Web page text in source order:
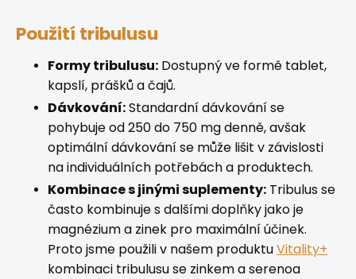
Použití tribulusu
Formy tribulusu: Dostupný ve formě tablet,
kapslí, prášků a čajů.
Dávkování:Standardní dávkování se
pohybuje od 250 do 750 mg denně, avšak
optimální dávkování se může lišit v závislosti
na individuálních potřebách a produktech.
Kombinace s jinými suplementy: Tribulus se
často kombinuje s dalšími doplňky jako je
magnézium a zinek pro maximální účinek.
Proto jsme použili v našem produktuVitality+
kombinaci tribulusu se zinkem a serenoa